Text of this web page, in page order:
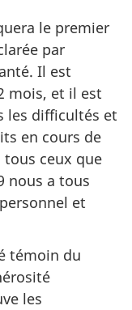
le premier
par
Il est
mois, et il est
les difficultés et
en cours de
ceux que
nous a tous
et
témoin du
les